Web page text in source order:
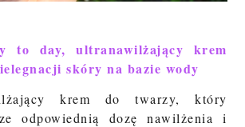
to day, ultranawilżający krem
skóry na bazie wody
krem do twarzy, który
odpowiednią dozę nawilżenia i